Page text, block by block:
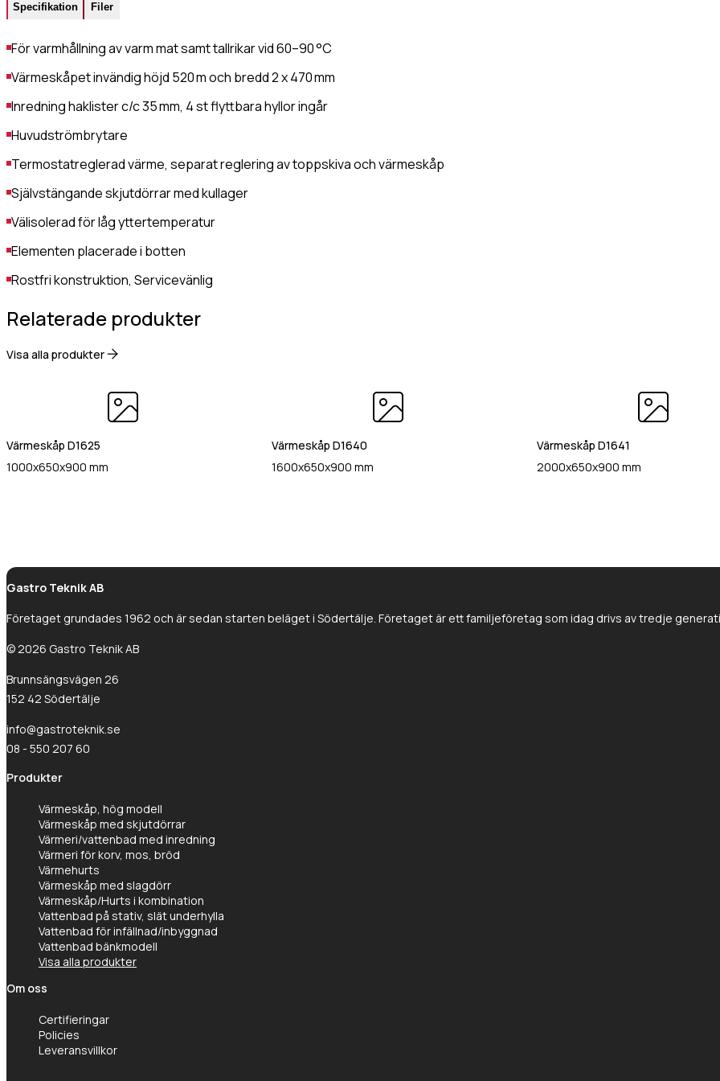
Specifikation Filer
För varmhållning av varm mat samt tallrikar vid 60–90 °C
Värmeskåpet invändig höjd 520 m och bredd 2 x 470 mm
Inredning haklister c/c 35 mm, 4 st flyttbara hyllor ingår
Huvudströmbrytare
Termostatreglerad värme, separat reglering av toppskiva och värmeskåp
Självstängande skjutdörrar med kullager
Välisolerad för låg yttertemperatur
Elementen placerade i botten
Rostfri konstruktion, Servicevänlig
Relaterade produkter
Visa alla produkter
Värmeskåp D1625
1000x650x900 mm
Värmeskåp D1640
1600x650x900 mm
Värmeskåp D1641
2000x650x900 mm
Gastro Teknik AB
Företaget grundades 1962 och är sedan starten beläget i Södertälje. Företaget är ett familjeföretag som idag drivs av tredje
© 2026 Gastro Teknik AB
Brunnsängsvägen 26
152 42 Södertälje
info@gastroteknik.se
08 - 550 207 60
Produkter
Värmeskåp, hög modell
Värmeskåp med skjutdörrar
Värmeri/vattenbad med inredning
Värmeri för korv, mos, bröd
Värmehurts
Värmeskåp med slagdörr
Värmeskåp/Hurts i kombination
Vattenbad på stativ, slät underhylla
Vattenbad för infällnad/inbyggnad
Vattenbad bänkmodell
Visa alla produkter
Om oss
Certifieringar
Policies
Leveransvillkor
(Obligatoriskt)
godkänner
Värmehäll
Utlämningshylla